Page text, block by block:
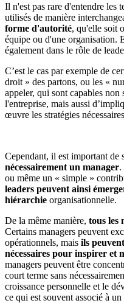
Il n'est pas rare d'entendre les
utilisés de manière
forme d'autorité, qu'elle soit
équipe ou d'une organisation.
également dans le rôle de
C’est le cas par exemple de
droit » des partons, ou les «
appeler, qui sont capables
l'entreprise, mais aussi
œuvre les stratégies
Cependant, il est important de
nécessairement un manager.
ou même un « simple »
leaders peuvent ainsi
hiérarchie organisationnelle.
De la même manière, tous les
Certains managers peuvent
opérationnels, mais ils
nécessaires pour inspirer et
managers peuvent être
court terme sans
croissance personnelle et le
ce qui est souvent associé à